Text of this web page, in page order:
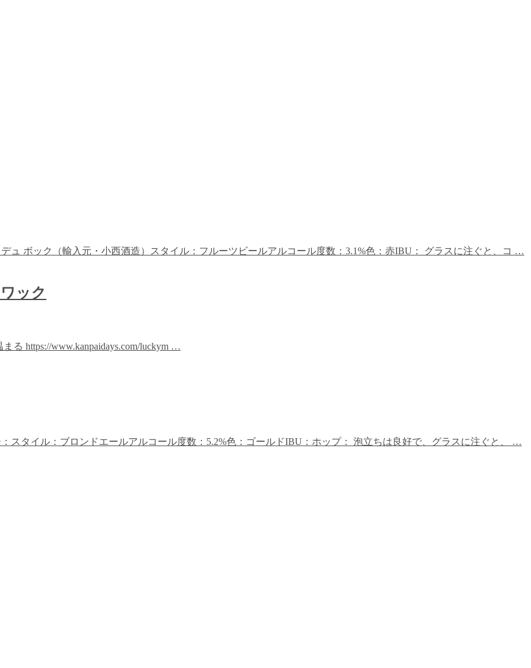
ュ ボック（輸入元・小西酒造）スタイル：フルーツビールアルコール度数：3.1%色：赤IBU： グラスに注ぐと、コ …
ック
る https://www.kanpaidays.com/luckym …
スタイル：ブロンドエールアルコール度数：5.2%色：ゴールドIBU：ホップ： 泡立ちは良好で、グラスに注ぐと、 …